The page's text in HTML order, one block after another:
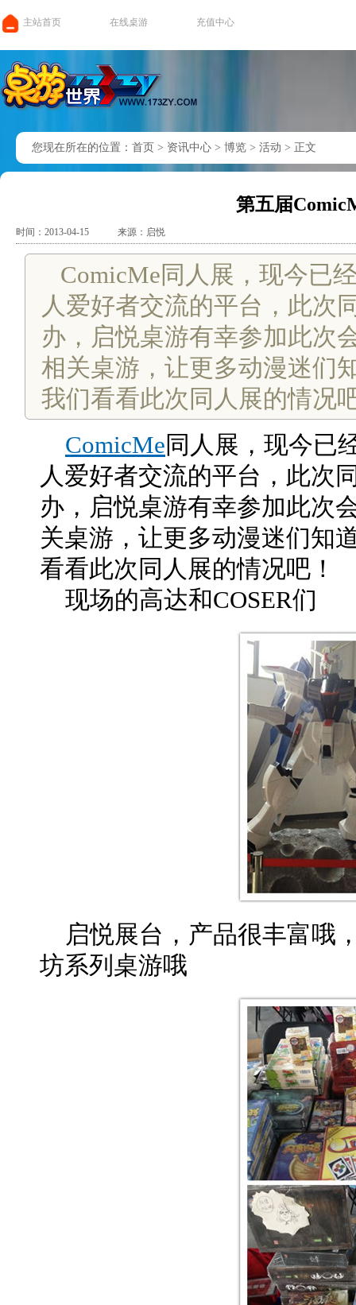
主站首页 在线桌游 充值中心
您现在所在的位置： 首页 > 资讯中心 > 博览 > 活动 > 正文
第五届
时间：2013-04-15 来源：启悦
ComicMe同人展，现今已
人爱好者交流的平台，此次
办，启悦桌游有幸参加此次
相关桌游，让更多动漫迷们
我们看看此次同人展的情况
ComicMe同人展，现今已
人爱好者交流的平台，此次
办，启悦桌游有幸参加此次
关桌游，让更多动漫迷们知
看看此次同人展的情况吧！
现场的高达和COSER们
启悦展台，产品很丰富哦
坊系列桌游哦